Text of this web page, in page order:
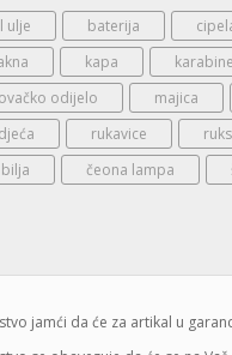
ulje baterija
kapa
odijelo majica
rukavice
čeona lampa
jamći da će za artikal u